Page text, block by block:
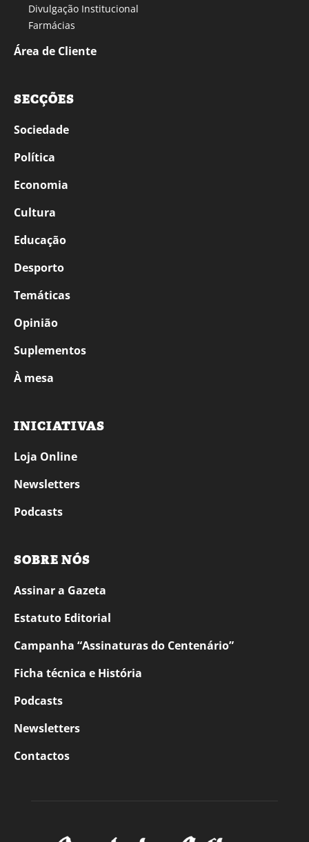
Divulgação Institucional
Farmácias
Área de Cliente
SECÇÕES
Sociedade
Política
Economia
Cultura
Educação
Desporto
Temáticas
Opinião
Suplementos
À mesa
INICIATIVAS
Loja Online
Newsletters
Podcasts
SOBRE NÓS
Assinar a Gazeta
Estatuto Editorial
Campanha “Assinaturas do Centenário”
Ficha técnica e História
Podcasts
Newsletters
Contactos